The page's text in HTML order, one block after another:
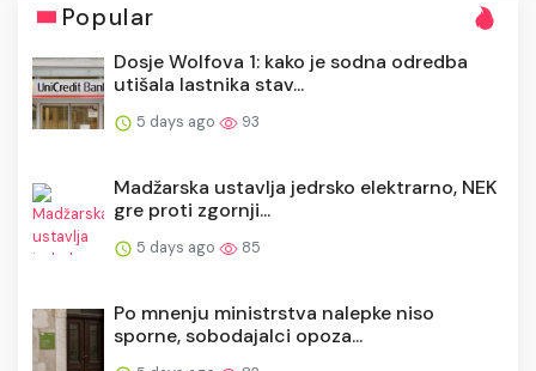
Popular
Dosje Wolfova 1: kako je sodna odredba
utišala lastnika stav...
5 days ago 93
Madžarska ustavlja jedrsko elektrarno, NEK
gre proti zgornji...
5 days ago 85
Po mnenju ministrstva nalepke niso
sporne, sobodajalci opoza...